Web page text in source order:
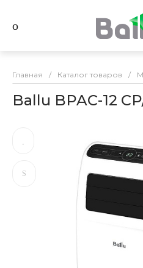
Главная / Каталог товаров /
Ballu BPAC-12